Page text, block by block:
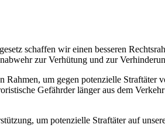
schaffen wir einen besseren
zur Verhütung und zur
um gegen potenzielle Straftäter
Gefährder länger aus dem
um potenzielle Straftäter auf